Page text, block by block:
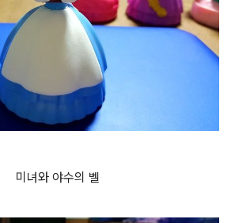
미녀와 야수의 벨